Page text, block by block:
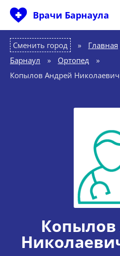
Врачи Барнаула
Сменить город Главная
Барнаул
» Ортопед
»
Копылов Андрей Николаевич
Копылов